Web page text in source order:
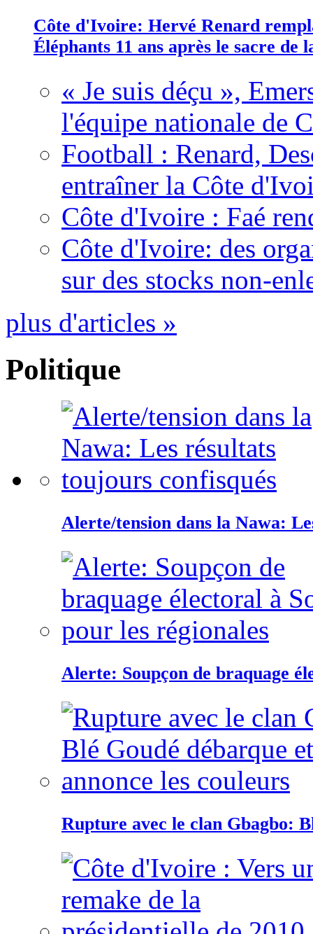
Côte d'Ivoire: Hervé Renard
Éléphants 11 ans après le sacre de
« Je suis déçu »,
l'équipe nationale de
Football : Renard,
entraîner la Côte
Côte d'Ivoire : Faé
Côte d'Ivoire: des
sur des stocks non-
plus d'articles »
Politique
Alerte/tension dans la Nawa:
Alerte: Soupçon de braquage
Rupture avec le clan Gbagbo: